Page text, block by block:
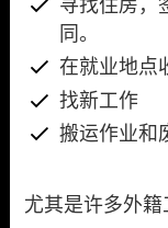
寻找住房，
同。
在就业地点
找新工作
搬运作业和
尤其是许多外